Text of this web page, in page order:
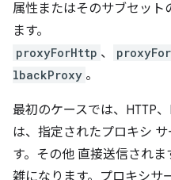
属性またはそのサブセット
ます。
proxyForHttp 、
lbackProxy 。
最初のケースでは、HTTP
は、指定されたプロキシ
す。その他 直接送信され
雑になります。プロキシサ